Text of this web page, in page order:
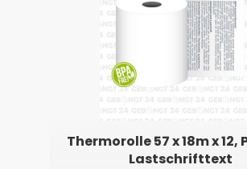
Thermorolle 57 x 18m x 12,
Lastschrifttext